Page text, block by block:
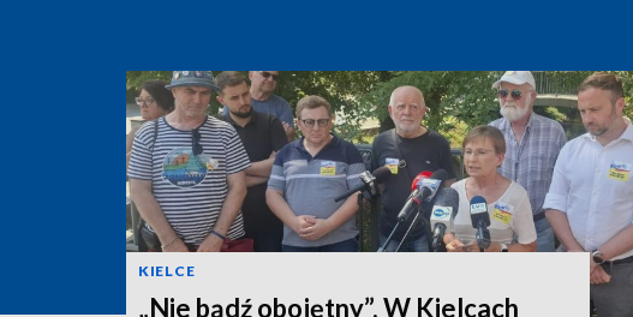
KIELCE
„Nie bądź obojętny”. W Kielcach